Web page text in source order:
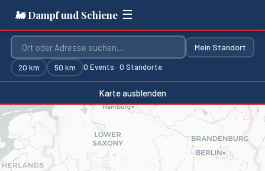
🚂 Dampf und Schiene ☰
Mein Standort
20 km 50 km 0 Events ·0 Standorte
Karte ausblenden